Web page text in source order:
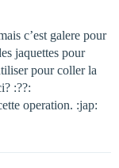
c’est galere pour
jaquettes pour
pour coller la
:??:
operation. :jap: